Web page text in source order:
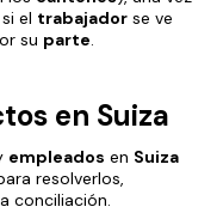
el trabajador se ve
su parte.
en Suiza
empleados en Suiza
resolverlos,
conciliación.